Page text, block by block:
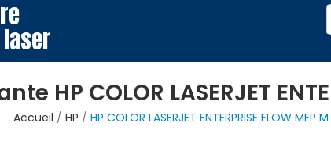
HP COLOR LASERJET
Accueil HP
HP COLOR LASERJET ENTERPRISE FLOW MFP